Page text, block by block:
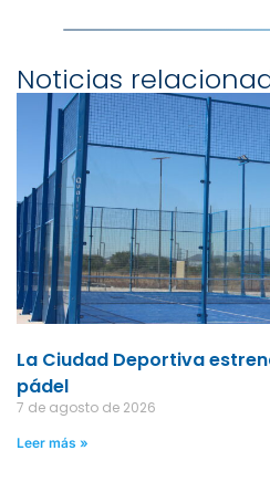
Noticias
La Ciudad Deportiva
pádel
7 de agosto de 2026
Leer más »